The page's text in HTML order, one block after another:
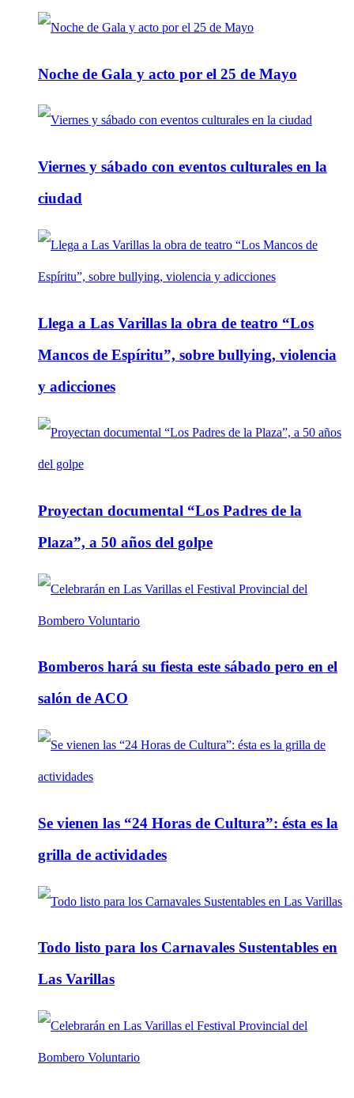
Noche de Gala y acto por el 25 de Mayo
Viernes y sábado con eventos culturales en la
ciudad
Llega a Las Varillas la obra de teatro “Los
Mancos de Espíritu”, sobre bullying, violencia
y adicciones
Proyectan documental “Los Padres de la
Plaza”, a 50 años del golpe
Bomberos hará su fiesta este sábado pero en el
salón de ACO
Se vienen las “24 Horas de Cultura”: ésta es la
grilla de actividades
Todo listo para los Carnavales Sustentables en
Las Varillas